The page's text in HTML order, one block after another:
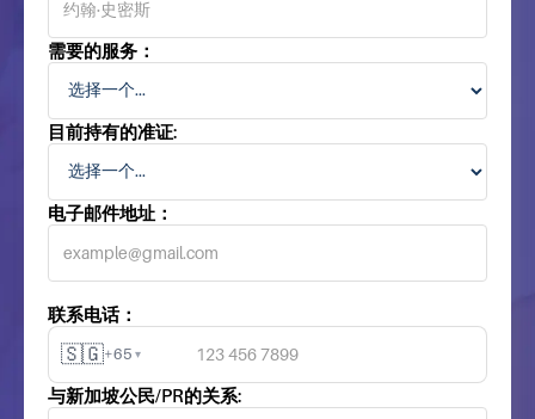
需要的服务：
目前持有的准证:
电子邮件地址：
联系电话：
🇸🇬+65 ▾
与新加坡公民/PR的关系: